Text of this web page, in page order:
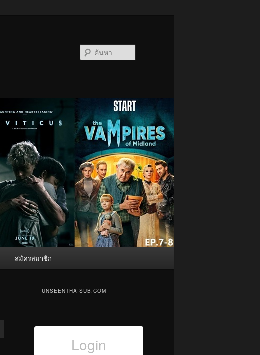
สมัครสมาชิก
UNSEENTHAISUB.COM
Login